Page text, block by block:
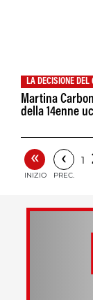
LA DECISIONE DEL
Martina
della 14enne
«
INIZIO
‹
PREC.
1